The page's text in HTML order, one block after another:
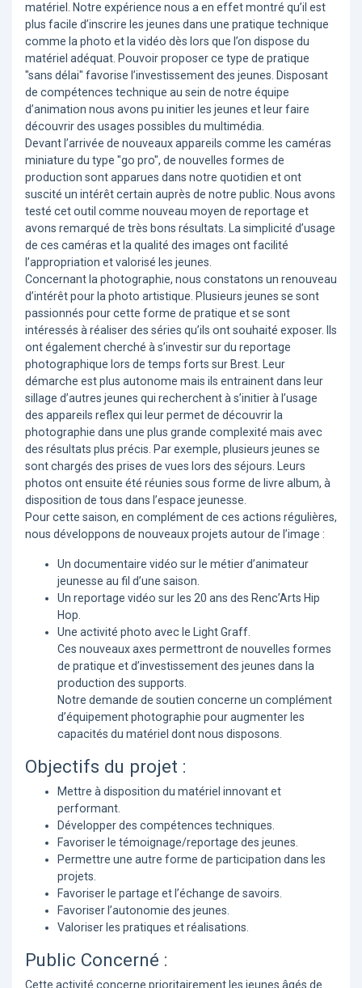
matériel. Notre expérience nous a en effet montré qu’il est
plus facile d’inscrire les jeunes dans une pratique technique
comme la photo et la vidéo dès lors que l’on dispose du
matériel adéquat. Pouvoir proposer ce type de pratique
"sans délai" favorise l’investissement des jeunes. Disposant
de compétences technique au sein de notre équipe
d’animation nous avons pu initier les jeunes et leur faire
découvrir des usages possibles du multimédia.
Devant l’arrivée de nouveaux appareils comme les caméras
miniature du type "go pro", de nouvelles formes de
production sont apparues dans notre quotidien et ont
suscité un intérêt certain auprès de notre public. Nous avons
testé cet outil comme nouveau moyen de reportage et
avons remarqué de très bons résultats. La simplicité d’usage
de ces caméras et la qualité des images ont facilité
l’appropriation et valorisé les jeunes.
Concernant la photographie, nous constatons un renouveau
d’intérêt pour la photo artistique. Plusieurs jeunes se sont
passionnés pour cette forme de pratique et se sont
intéressés à réaliser des séries qu’ils ont souhaité exposer. Ils
ont également cherché à s’investir sur du reportage
photographique lors de temps forts sur Brest. Leur
démarche est plus autonome mais ils entrainent dans leur
sillage d’autres jeunes qui recherchent à s’initier à l’usage
des appareils reflex qui leur permet de découvrir la
photographie dans une plus grande complexité mais avec
des résultats plus précis. Par exemple, plusieurs jeunes se
sont chargés des prises de vues lors des séjours. Leurs
photos ont ensuite été réunies sous forme de livre album, à
disposition de tous dans l’espace jeunesse.
Pour cette saison, en complément de ces actions régulières,
nous développons de nouveaux projets autour de l’image :
Un documentaire vidéo sur le métier d’animateur
jeunesse au fil d’une saison.
Un reportage vidéo sur les 20 ans des Renc’Arts Hip
Hop.
Une activité photo avec le Light Graff.
Ces nouveaux axes permettront de nouvelles formes
de pratique et d’investissement des jeunes dans la
production des supports.
Notre demande de soutien concerne un complément
d’équipement photographie pour augmenter les
capacités du matériel dont nous disposons.
Objectifs du projet :
Mettre à disposition du matériel innovant et
performant.
Développer des compétences techniques.
Favoriser le témoignage/reportage des jeunes.
Permettre une autre forme de participation dans les
projets.
Favoriser le partage et l’échange de savoirs.
Favoriser l’autonomie des jeunes.
Valoriser les pratiques et réalisations.
Public Concerné :
Cette activité concerne prioritairement les jeunes âgés de